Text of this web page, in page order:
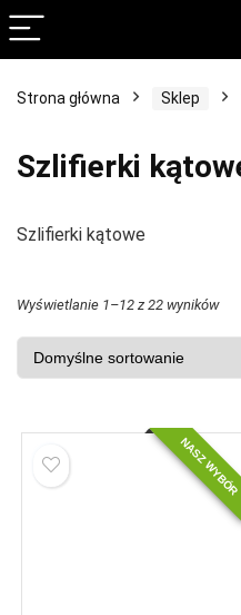
Strona główna Sklep
Szlifierki
Szlifierki kątowe
Wyświetlanie 1–12 z 22 wyników
NASZ WYBÓR